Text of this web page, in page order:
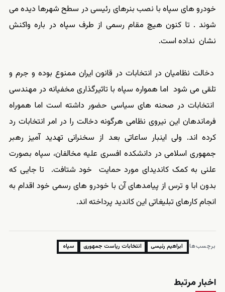
خودرو های سپاه با نصب بنرهای رئیسی در سطح شهرها دیده می
شوند . تا کنون هیچ مقام رسمی از طرف سپاه در باره واکنش
نشان نداده است.
دخالت نظامیان در انتخابات در قانون ایران ممنوع بوده و جرم و
تلقی می شود اما همواره سپاه با تاثیرگذاری مخفیانه در مهندسی
انتخابات در صحنه های سیاسی حضور داشته است اما هموراه
فرماندهان این نیروی نظامی هرگونه دخالت را در امر انتخابات رد
کرده اند. ولی اینبار ساعاتی بعد از سخنرانی تهدید آمیز رهبر
جمهوری اسلامی در دانشکده افسری علیه مخالفان، سپاه بصورت
علنی به کمک کاندیدای مورد حمایت خود شتافت. تا جایی که
بدون ابا و ترس از پیامدهای آن با خودرو های رسمی خود اقدام به
انجام کارهای تبلیغاتی این کاندید پرداخته اند.
برچسب‌ها: ابراهیم رئیسی انتخابات ریاست جمهوری سپاه
اخبار مرتبط